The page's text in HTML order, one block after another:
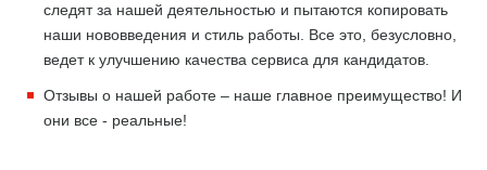
следят за нашей деятельностью и пытаются копировать
наши нововведения и стиль работы. Все это, безусловно,
ведет к улучшению качества сервиса для кандидатов.
Отзывы о нашей работе – наше главное преимущество! И
они все - реальные!